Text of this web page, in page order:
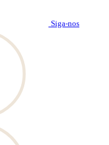
Siga-nos